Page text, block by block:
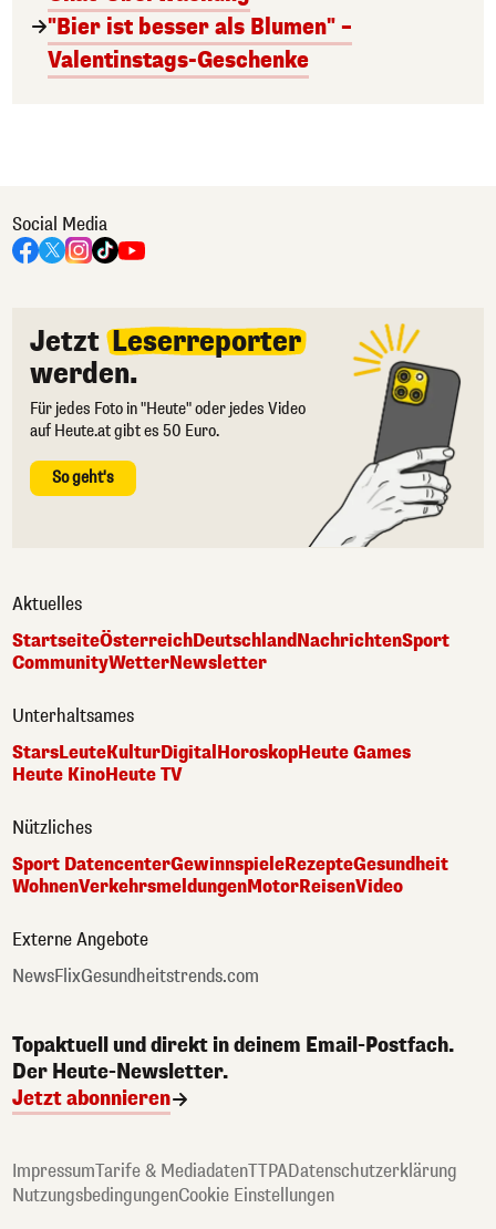
"Bier ist besser als Blumen" –
Valentinstags-Geschenke
Social Media
Jetzt Leserreporter
werden.
Für jedes Foto in "Heute" oder jedes Video
auf Heute.at gibt es 50 Euro.
So geht's
Aktuelles
StartseiteÖsterreichDeutschlandNachrichtenSport
CommunityWetterNewsletter
Unterhaltsames
StarsLeuteKulturDigital HoroskopHeute Games
Heute KinoHeute TV
Nützliches
Sport DatencenterGewinnspieleRezepteGesundheit
WohnenVerkehrsmeldungenMotorReisenVideo
Externe Angebote
NewsFlixGesundheitstrends.com
Topaktuell und direkt in deinem Email-Postfach.
Der Heute-Newsletter.
Jetzt abonnieren
ImpressumTarife & MediadatenTTPADatenschutzerklärung
NutzungsbedingungenCookie Einstellungen